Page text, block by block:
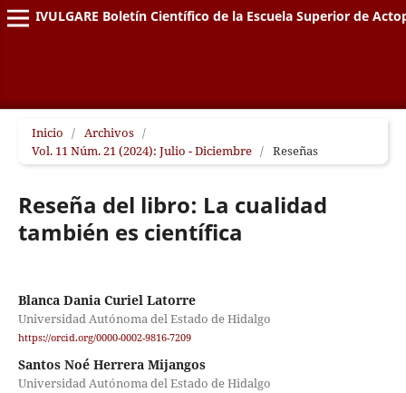
DIVULGARE Boletín Científico de la Escuela Superior de
Inicio / Archivos /
Vol. 11 Núm. 21 (2024): Julio - Diciembre / Reseñas
Reseña del libro: La cualidad
también es científica
Blanca Dania Curiel Latorre
Universidad Autónoma del Estado de Hidalgo
https://orcid.org/0000-0002-9816-7209
Santos Noé Herrera Mijangos
Universidad Autónoma del Estado de Hidalgo